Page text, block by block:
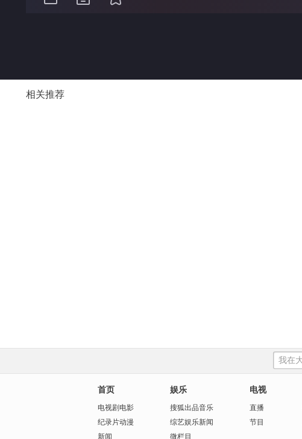
相关推荐
首页
电视剧电影
纪录片动漫
新闻
娱乐
搜狐出品音乐
综艺娱乐新闻
微栏目
电视
直播
节目